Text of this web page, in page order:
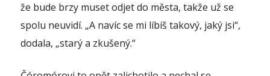
že bude brzy muset odjet do města, takže už se
spolu neuvidí. „A navíc se mi líbíš takový, jaký jsi“,
dodala, „starý a zkušený.“